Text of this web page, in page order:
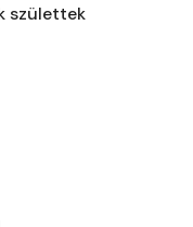
születtek